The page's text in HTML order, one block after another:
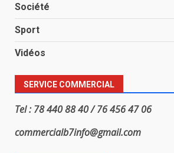
Société
Sport
Vidéos
SERVICE COMMERCIAL
Tel : 78 440 88 40 / 76 456 47 06
commercialb7info@gmail.com